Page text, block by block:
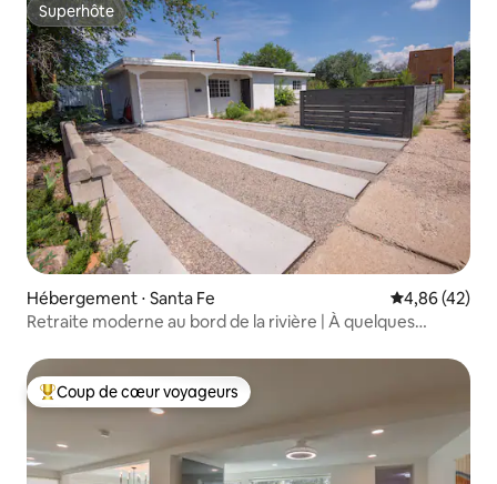
Superhôte
Superhôte
Hébergement ⋅ Santa Fe Évaluation
4,86 (42)
Retraite moderne au bord de la rivière | À quelques
Coups de cœur voyageurs les plus appréciés
Coup de cœur voyageurs